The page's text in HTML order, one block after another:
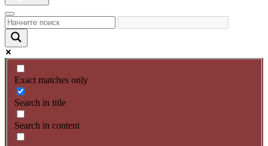
Exact matches only
Search in title
Search in content